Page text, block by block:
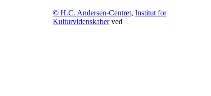
© H.C. Andersen-Centret, Institut for
Kulturvidenskaberved